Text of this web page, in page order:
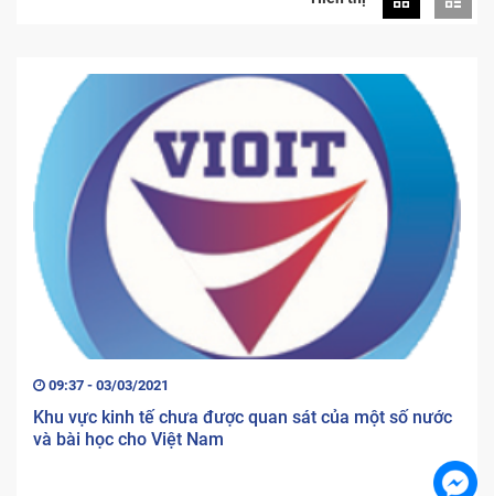
09:37 - 03/03/2021
Khu vực kinh tế chưa được quan sát của một số nước
và bài học cho Việt Nam